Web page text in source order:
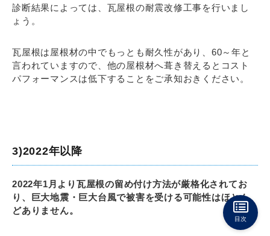
診断結果によっては、瓦屋根の耐震改修工事を行いまし
ょう。
瓦屋根は屋根材の中でもっとも耐久性があり、60～年と
言われていますので、他の屋根材へ葺き替えるとコスト
パフォーマンスは低下することをご承知おきください。
3)2022年以降
2022年1月より瓦屋根の留め付け方法が厳格化されてお
り、巨大地震・巨大台風で被害を受ける可能性はほとん
どありません。
目次